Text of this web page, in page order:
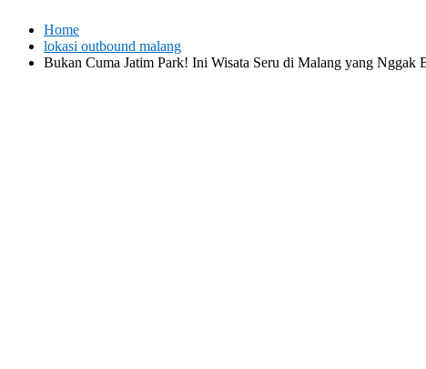
content
Home
lokasi outbound malang
Bukan Cuma Jatim Park! Ini Wisata Seru di Malang yang Nggak